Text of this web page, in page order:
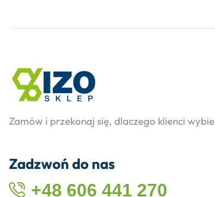
Zamów i przekonaj się, dlaczego klienci
Zadzwoń do nas
+48 606 441 270